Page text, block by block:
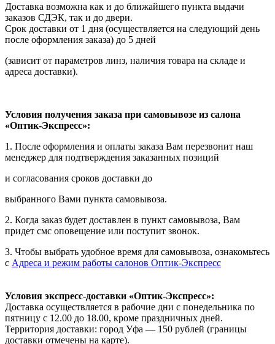
Доставка возможна как и до ближайшего пункта выдачи
заказов СДЭК, так и до двери.
Срок доставки от 1 дня (осуществляется на следующий день
после оформления заказа) до 5 дней
(зависит от параметров линз, наличия товара на складе и
адреса доставки).
Условия получения заказа при самовывозе из салона
«Оптик-Экспресс»:
1. После оформления и оплаты заказа Вам перезвонит наш
менеджер для подтверждения заказанных позиций
и согласования сроков доставки до
выбранного Вами пункта самовывоза.
2. Когда заказ будет доставлен в пункт самовывоза, Вам
придет смс оповещение или поступит звонок.
3. Чтобы выбрать удобное время для самовывоза, ознакомьтесь
с Адреса и режим работы салонов Оптик-Экспресс
Условия экспресс-доставки «Оптик-Экспресс»:
Доставка осуществляется в рабочие дни с понедельника по
пятницу с 12.00 до 18.00, кроме праздничных дней.
Территория доставки: город Уфа — 150 рублей (границы
доставки отмечены на карте).